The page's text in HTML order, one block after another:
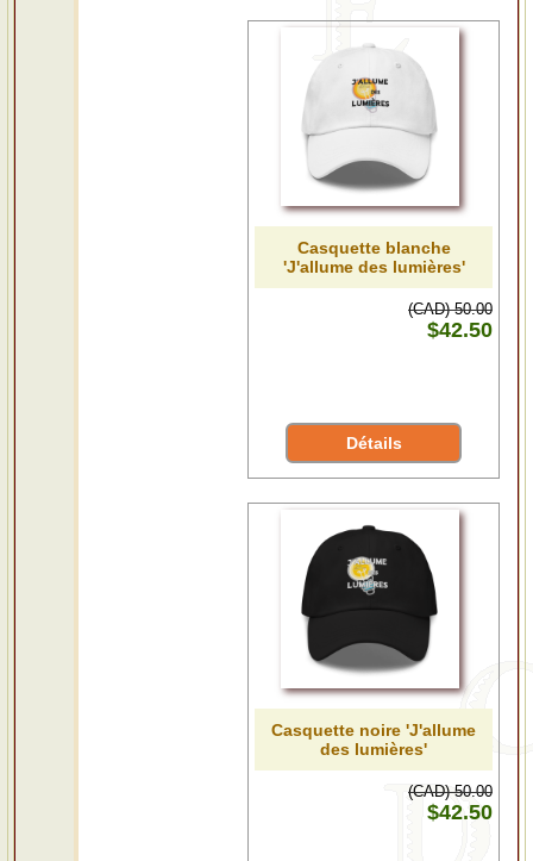
Casquette blanche
'J'allume des lumières'
(CAD) 50.00
$42.50
Détails
Casquette noire 'J'allume
des lumières'
(CAD) 50.00
$42.50